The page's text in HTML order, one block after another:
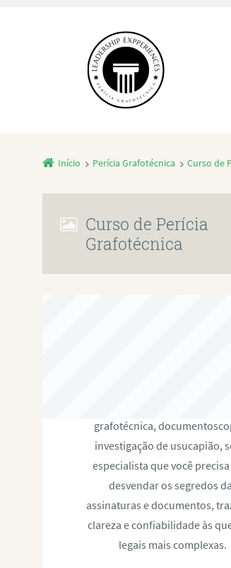
Início Perícia Grafotécnica Curso de
Curso de Perícia
Grafotécnica
grafotécnica,
investigação de usucapião,
especialista que você
desvendar os segredos
assinaturas e documentos,
clareza e confiabilidade às
legais mais complexas.